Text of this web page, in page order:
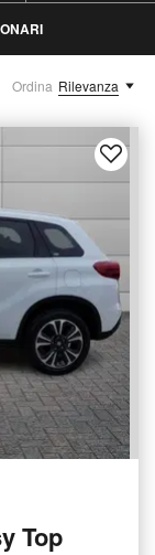
Ordina Rilevanza
Top